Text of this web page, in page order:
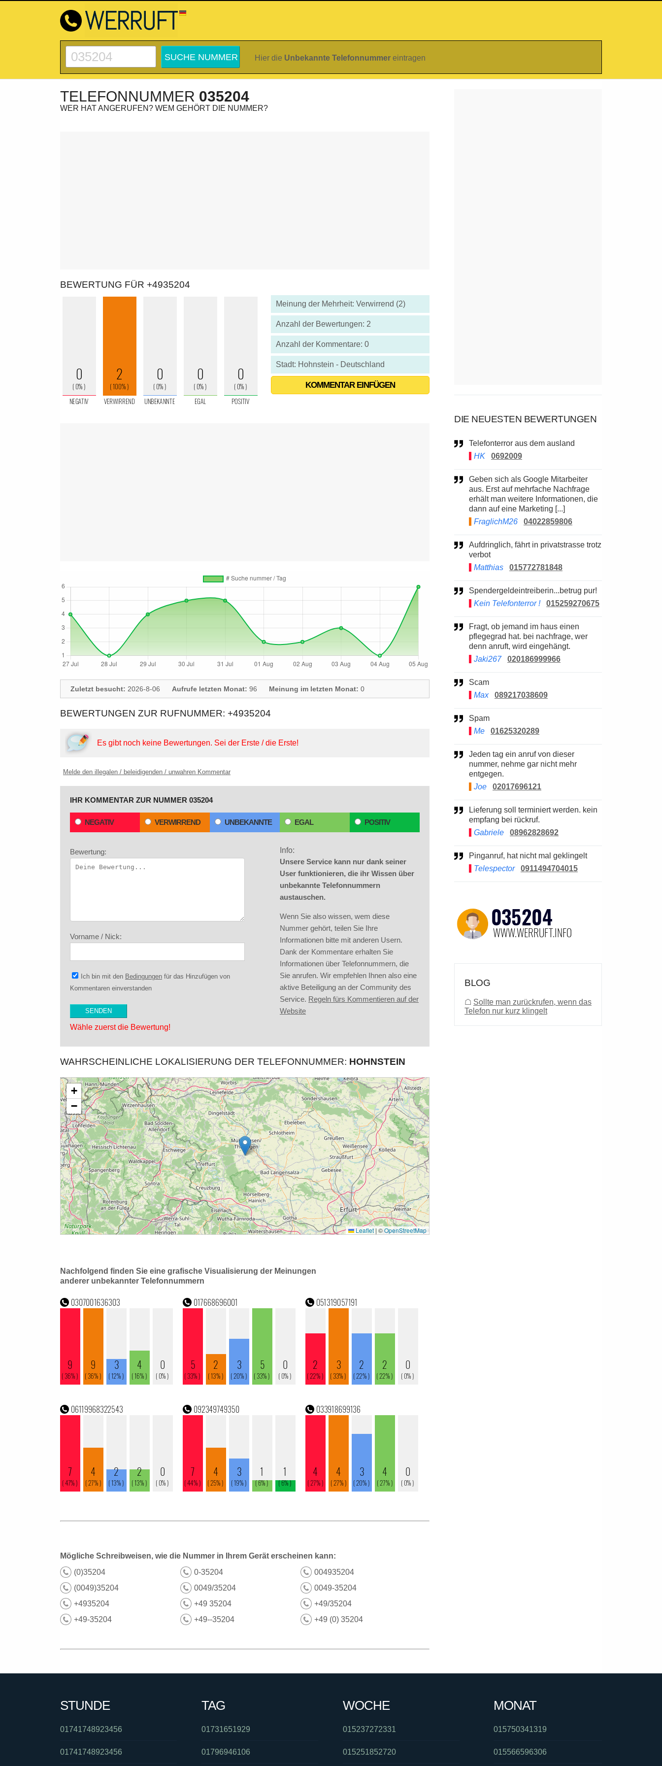
Hier die Unbekannte Telefonnummer eintragen
TELEFONNUMMER 035204
WER HAT ANGERUFEN? WEM GEHÖRT DIE NUMMER?
BEWERTUNG FÜR +4935204
Meinung der Mehrheit: Verwirrend (2)
Anzahl der Bewertungen: 2
Anzahl der Kommentare: 0
Stadt: Hohnstein - Deutschland
KOMMENTAR EINFÜGEN
Zuletzt besucht: 2026-8-06 Aufrufe letzten Monat: 96 Meinung im letzten Monat: 0
BEWERTUNGEN ZUR RUFNUMMER: +4935204
Es gibt noch keine Bewertungen. Sei der Erste / die Erste!
Melde den illegalen / beleidigenden / unwahren Kommentar
IHR KOMMENTAR ZUR NUMMER 035204
NEGATIV VERWIRREND UNBEKANNTE EGAL POSITIV
Bewertung:
Vorname / Nick:
Ich bin mit den Bedingungen für das Hinzufügen von
Kommentaren einverstanden
Wähle zuerst die Bewertung!
Info:
Unsere Service kann nur dank seiner
User funktionieren, die ihr Wissen über
unbekannte Telefonnummern
austauschen.
Wenn Sie also wissen, wem diese
Nummer gehört, teilen Sie Ihre
Informationen bitte mit anderen Usern.
Dank der Kommentare erhalten Sie
Informationen über Telefonnummern, die
Sie anrufen. Wir empfehlen Ihnen also eine
aktive Beteiligung an der Community des
Service. Regeln fürs Kommentieren auf der
Website
WAHRSCHEINLICHE LOKALISIERUNG DER TELEFONNUMMER: HOHNSTEIN
Nachfolgend finden Sie eine grafische Visualisierung der Meinungen
anderer unbekannter Telefonnummern
Mögliche Schreibweisen, wie die Nummer in Ihrem Gerät erscheinen kann:
(0)35204
0-35204
004935204
(0049)35204
0049/35204
0049-35204
+4935204
+49 35204
+49/35204
+49-35204
+49--35204 +49 (0) 35204
DIE NEUESTEN BEWERTUNGEN
Telefonterror aus dem ausland
HK
0692009
Geben sich als Google Mitarbeiter
aus. Erst auf mehrfache Nachfrage
erhält man weitere Informationen, die
dann auf eine Marketing [...]
FraglichM26
04022859806
Aufdringlich, fährt in privatstrasse trotz
verbot
Matthias
015772781848
Spendergeldeintreiberin...betrug pur!
Kein Telefonterror !
015259270675
Fragt, ob jemand im haus einen
pflegegrad hat. bei nachfrage, wer
denn anruft, wird eingehängt.
Jaki267
020186999966
Scam
Max
089217038609
Spam
Me
01625320289
Jeden tag ein anruf von dieser
nummer, nehme gar nicht mehr
entgegen.
Joe
02017696121
Lieferung soll terminiert werden. kein
empfang bei rückruf.
Gabriele
08962828692
Pinganruf, hat nicht mal geklingelt
Telespector
0911494704015
BLOG
☖ Sollte man zurückrufen, wenn das
Telefon nur kurz klingelt
STUNDE
01741748923456
01741748923456
TAG
01731651929
01796946106
WOCHE
015237272331
015251852720
MONAT
015750341319
015566596306